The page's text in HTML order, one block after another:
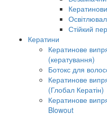
Стійкий
Кератини
Кератинове
(кератування)
Ботокс для
Кератинове
(Глобал Кератін)
Кератинове
Blowout